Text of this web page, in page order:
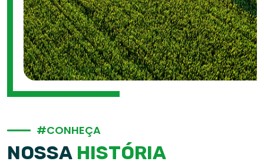
#CONHEÇA
NOSSA HISTÓRIA